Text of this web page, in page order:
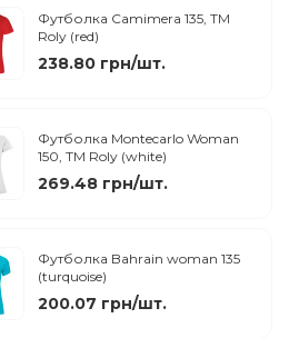
Футболка Camimera 135, TM
Roly (red)
238.80 грн/шт.
Футболка Montecarlo Woman
150, TM Roly (white)
269.48 грн/шт.
Футболка Bahrain woman 135
(turquoise)
200.07 грн/шт.